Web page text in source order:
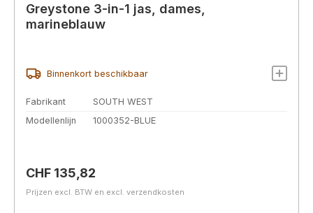
Greystone 3-in-1 jas, dames,
marineblauw
Binnenkort beschikbaar
Fabrikant
SOUTH WEST
Modellenlijn
1000352-BLUE
Normale prijs:
CHF 135,82
Prijzen excl. BTW en excl. verzendkosten